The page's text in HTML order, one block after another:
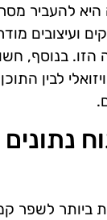
להעביר
ועיצובים
בנוסף,
לבין
ביותר לשפר